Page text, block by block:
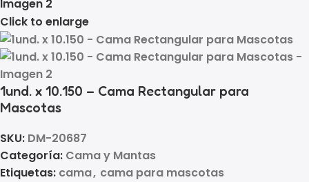
Click to enlarge
1und. x 10.150 – Cama Rectangular para
Mascotas
SKU: DM-20687
Categoría: Cama y Mantas
Etiquetas: cama, cama para mascotas